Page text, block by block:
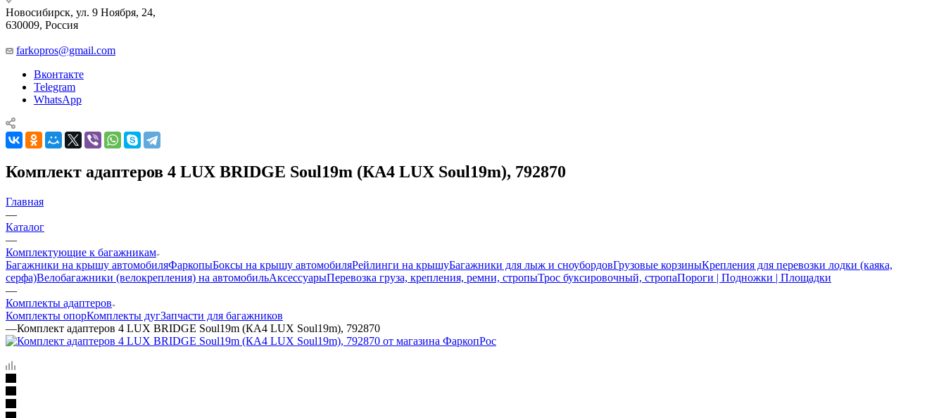
Новосибирск, ул. 9 Ноября, 24,
630009, Россия
farkopros@gmail.com
Вконтакте
Telegram
WhatsApp
Комплект адаптеров 4 LUX BRIDGE Soul19m (КА4 LUX Soul19m), 792870
Главная
—
Каталог
—
Комплектующие к багажникам
Багажники на крышу автомобиляФаркопыБоксы на крышу автомобиляРейлинги на крышуБагажники для лыж и сноубордовГрузовые корзиныКрепления для перевозки лодки (каяка,
серфа)Велобагажники (велокрепления) на автомобильАксессуарыПеревозка груза, крепления, ремни, стропыТрос буксировочный, стропаПороги | Подножки | Площадки
—
Комплекты адаптеров
Комплекты опорКомплекты дугЗапчасти для багажников
—Комплект адаптеров 4 LUX BRIDGE Soul19m (КА4 LUX Soul19m), 792870